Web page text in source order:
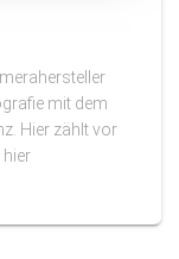
mit dem
Hier zählt vor
hier